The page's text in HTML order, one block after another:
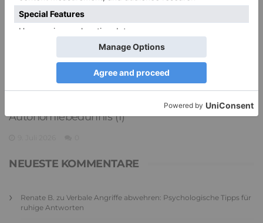
PDA Autismus: Merkmale und Umgang mit
PANDA-Kindern – Kinder mit starkem
Autonomiebedürfnis (1)
NEUESTE KOMMENTARE
Renate B. zu Verbale Angriffe abwehren: Psychologische Tipps für
ruhige Antworten